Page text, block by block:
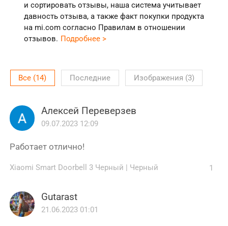
и сортировать отзывы, наша система учитывает
давность отзыва, а также факт покупки продукта
на mi.com согласно Правилам в отношении
отзывов. Подробнее >
Все (14) Последние Изображения (3)
Алексей Переверзев
09.07.2023 12:09
Работает отлично!
Xiaomi Smart Doorbell 3 Черный | Черный 1
Gutarast
21.06.2023 01:01